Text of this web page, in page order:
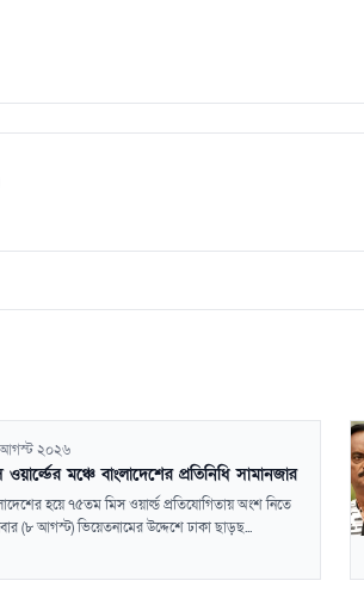
২০২৬
ওয়ার্ল্ডের মঞ্চে বাংলাদেশের প্রতিনিধি সামানজার
হয়ে ৭৫তম মিস ওয়ার্ল্ড প্রতিযোগিতায় অংশ নিতে
(৮ আগস্ট) ভিয়েতনামের উদ্দেশে ঢাকা ছাড়ছ...